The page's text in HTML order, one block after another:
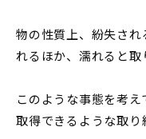
物の性質上、紛失さ
れるほか、濡れると取
このような事態を考
取得できるような取り